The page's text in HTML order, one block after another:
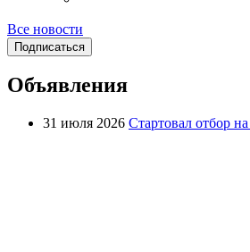
Все новости
Подписаться
Объявления
31 июля 2026 Стартовал отбор